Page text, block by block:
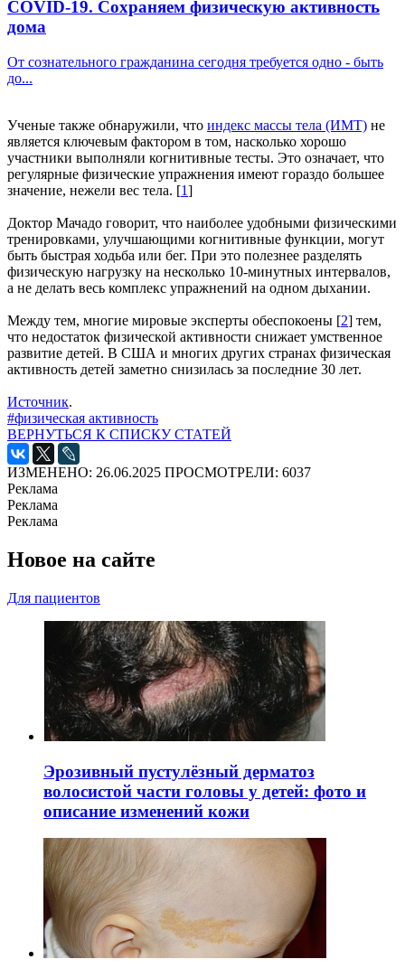
COVID-19. Сохраняем физическую активность
дома
От сознательного гражданина сегодня требуется одно - быть
до...
Ученые также обнаружили, что индекс массы тела (ИМТ) не
является ключевым фактором в том, насколько хорошо
участники выполняли когнитивные тесты. Это означает, что
регулярные физические упражнения имеют гораздо большее
значение, нежели вес тела. [1]
Доктор Мачадо говорит, что наиболее удобными физическими
тренировками, улучшающими когнитивные функции, могут
быть быстрая ходьба или бег. При это полезнее разделять
физическую нагрузку на несколько 10-минутных интервалов,
а не делать весь комплекс упражнений на одном дыхании.
Между тем, многие мировые эксперты обеспокоены [2] тем,
что недостаток физической активности снижает умственное
развитие детей. В США и многих других странах физическая
активность детей заметно снизилась за последние 30 лет.
Источник.
#физическая активность
ВЕРНУТЬСЯ К СПИСКУ СТАТЕЙ
ИЗМЕНЕНО: 26.06.2025 ПРОСМОТРЕЛИ: 6037
Реклама
Реклама
Реклама
Новое на сайте
Для пациентов
Эрозивный пустулёзный дерматоз
волосистой части головы у детей: фото и
описание изменений кожи